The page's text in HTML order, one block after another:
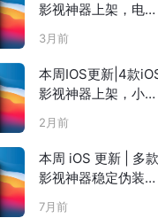
影视神器上架，电影
天堂、小苹果、橘子
等
3月前
本周IOS更新|4款
影视神器上架，小柿
子大师兄电影天堂小
苹果
2月前
本周 iOS 更新 | 多款
影视神器稳定伪装上
7月前